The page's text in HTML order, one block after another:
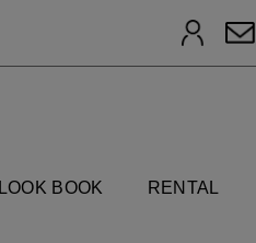
ログイン
LOOK BOOK RENTAL